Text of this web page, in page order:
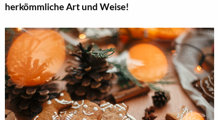
herkömmliche Art und Weise!